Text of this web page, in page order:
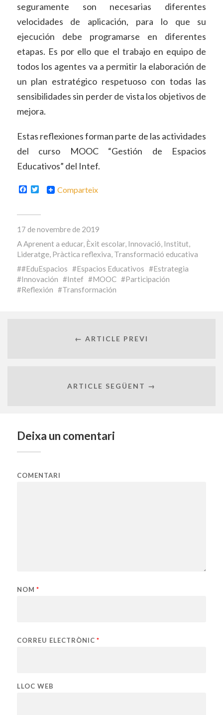
seguramente son necesarias diferentes
velocidades de aplicación, para lo que su
ejecución debe programarse en diferentes
etapas. Es por ello que el trabajo en equipo de
todos los agentes va a permitir la elaboración de
un plan estratégico respetuoso con todas las
sensibilidades sin perder de vista los objetivos de
mejora.
Estas reflexiones forman parte de las actividades
del curso MOOC “Gestión de Espacios
Educativos” del Intef.
Facebook
TwitterComparteix
17 de novembre de 2019
AAprenent a educar, Èxit escolar, Innovació, Institut,
Lideratge, Pràctica reflexiva, Transformació educativa
#EduEspacios
Espacios Educativos
Estrategia
Innovación
Intef MOOC
Participación
Reflexión
Transformación
← ARTICLE PREVI
ARTICLE SEGÜENT →
Deixa un comentari
COMENTARI
NOM *
CORREU ELECTRÒNIC *
LLOC WEB